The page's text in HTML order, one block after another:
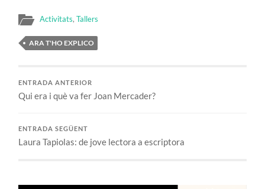
Activitats,Tallers
ARA T'HO EXPLICO
ENTRADA ANTERIOR
Qui era i què va fer Joan Mercader?
ENTRADA SEGÜENT
Laura Tapiolas: de jove lectora a escriptora